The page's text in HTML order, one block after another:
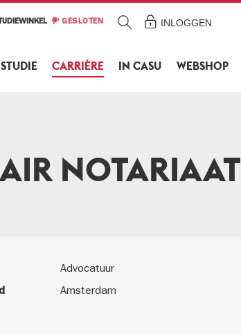
STUDIE CARRIÈRE IN CASU WEBSHOP
GESLOTEN INLOGGEN
NOTARIAAT
Advocatuur
Amsterdam